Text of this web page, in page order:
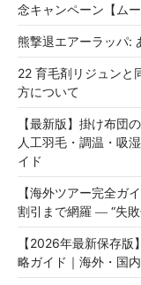
念キャンペーン【ムー
熊撃退エアーラッパ:
22 育毛剤リジュンと
方について
【最新版】掛け布団
人工羽毛・調温・吸
イド
【海外ツアー完全ガ
割引まで網羅 ― “失
【2026年最新保存
略ガイド｜海外・国